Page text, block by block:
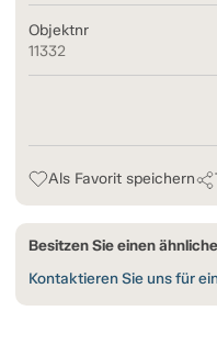
Objektnr
11332
Als Favorit speichern
Besitzen Sie einen
Kontaktieren Sie uns für